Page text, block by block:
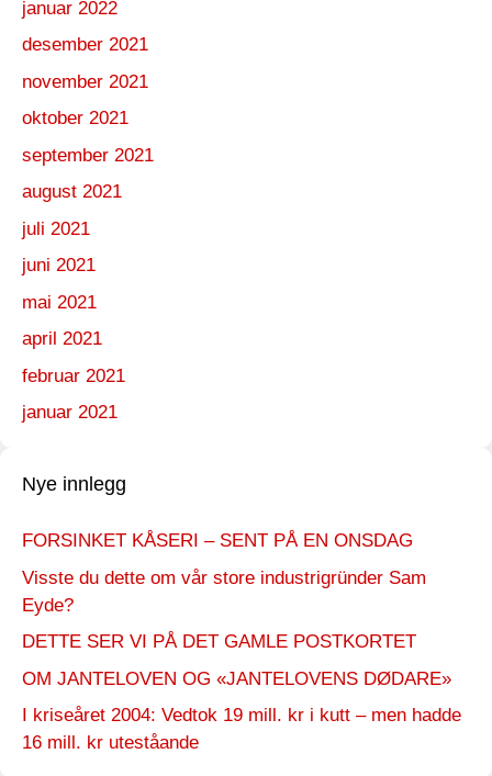
januar 2022
desember 2021
november 2021
oktober 2021
september 2021
august 2021
juli 2021
juni 2021
mai 2021
april 2021
februar 2021
januar 2021
Nye innlegg
FORSINKET KÅSERI – SENT PÅ EN ONSDAG
Visste du dette om vår store industrigründer Sam
Eyde?
DETTE SER VI PÅ DET GAMLE POSTKORTET
OM JANTELOVEN OG «JANTELOVENS DØDARE»
I kriseåret 2004: Vedtok 19 mill. kr i kutt – men hadde
16 mill. kr uteståande